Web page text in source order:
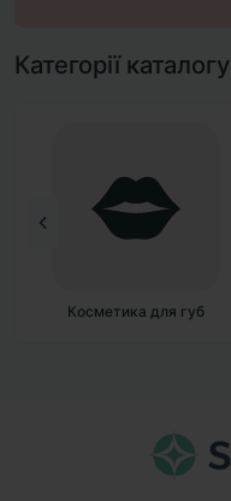
Категорії каталогу
Косметика для губ